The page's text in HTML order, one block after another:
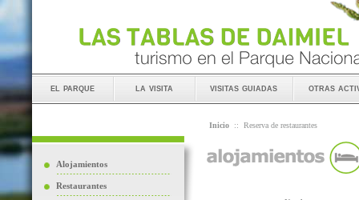
el parque la visita visitas guiadas otras
Alojamientos
Restaurantes
Inicio :: Reserva de restaurantes